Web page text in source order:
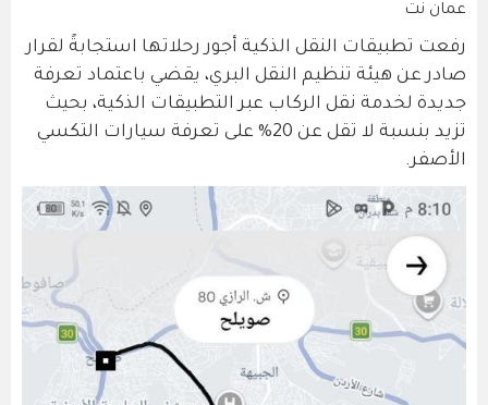
عمان نت
رفعت تطبيقات النقل الذكية أجور رحلاتها استجابةً لقرار
صادر عن هيئة تنظيم النقل البري، يقضي باعتماد تعرفة
جديدة لخدمة نقل الركاب عبر التطبيقات الذكية، بحيث
تزيد بنسبة لا تقل عن 20% على تعرفة سيارات التكسي
الأصفر.